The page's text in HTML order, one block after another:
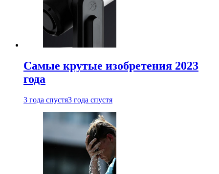
Самые крутые изобретения 2023
года
3 года спустя3 года спустя